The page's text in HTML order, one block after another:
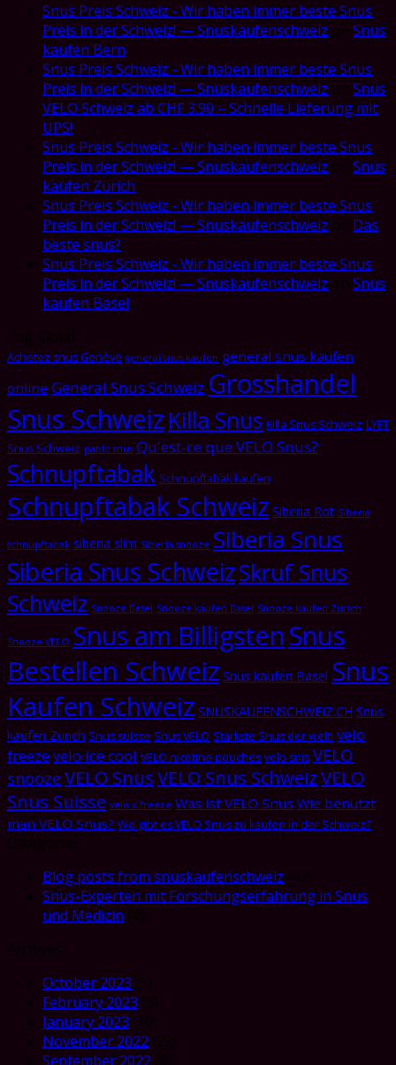
Snus Preis Schweiz - Wir haben immer beste Snus
Preis in der Schweiz! — Snuskaufenschweiz
Snus
kaufen Bern
Snus Preis Schweiz - Wir haben immer beste Snus
Preis in der Schweiz! — Snuskaufenschweiz
Snus
VELO Schweiz ab CHF 3.90 – Schnelle Lieferung mit
UPS!
Snus Preis Schweiz - Wir haben immer beste Snus
Preis in der Schweiz! — Snuskaufenschweiz
Snus
kaufen Zürich
Snus Preis Schweiz - Wir haben immer beste Snus
Preis in der Schweiz! — Snuskaufenschweiz
Das
beste snus?
Snus Preis Schweiz - Wir haben immer beste Snus
Preis in der Schweiz! — Snuskaufenschweiz
Snus
kaufen Basel
Achetez snus Genève general snus kaufen general snus kaufen
online General Snus Schweiz Grosshandel
Snus Schweiz Killa Snus Killa Snus Schweiz LYFT
Snus Schweiz pablo snus Qu'est-ce que VELO Snus?
Schnupftabak Schnupftabak kaufen
Schnupftabak Schweiz Siberia Rot Siberia
schnupftabak siberia slim Siberia snooze Siberia Snus
Siberia Snus SchweizSkruf Snus
Schweiz Snooze Basel Snooze kaufen Basel Snooze kaufen Zürich
Snooze VELO Snus am BilligstenSnus
Bestellen Schweiz Snus kaufen Basel Snus
Kaufen Schweiz SNUSKAUFENSCHWEIZ.CH Snus
kaufen Zürich Snus suisse Snus VELO Stärkste Snus der welt! velo
freeze velo ice cool VELO nicotine pouches velo snis VELO
snooze VELO SnusVELO Snus SchweizVELO
Snus Suisse velo x freeze Was ist VELO Snus Wie benutzt
man VELO Snus? Wo gibt es VELO Snus zu kaufen in der Schweiz?
Blog posts from snuskaufenschweiz
Snus-Experten mit Forschungserfahrung in Snus
und Medizin
October 2023
February 2023
January 2023
November 2022
September 2022